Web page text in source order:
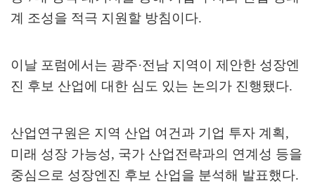
계 조성을 적극 지원할 방침이다.
이날 포럼에서는 광주·전남 지역이 제안한 성장엔
진 후보 산업에 대한 심도 있는 논의가 진행됐다.
산업연구원은 지역 산업 여건과 기업 투자 계획,
미래 성장 가능성, 국가 산업전략과의 연계성 등을
중심으로 성장엔진 후보 산업을 분석해 발표했다.